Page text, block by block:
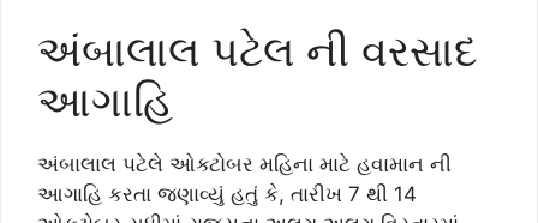
અંબાલાલ પટેલ ની વરસાદ
આગાહિ
અંબાલાલ પટેલે ઓક્ટોબર મહિના માટે હવામાન ની
આગાહિ કરતા જણાવ્યું હતું કે, તારીખ 7 થી 14